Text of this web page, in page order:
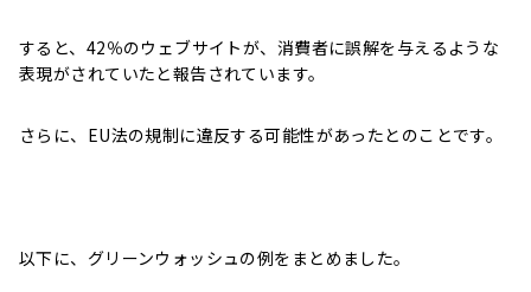
すると、42％のウェブサイトが、消費者に誤解を与えるような
表現がされていたと報告されています。
さらに、EU法の規制に違反する可能性があったとのことです。
以下に、グリーンウォッシュの例をまとめました。